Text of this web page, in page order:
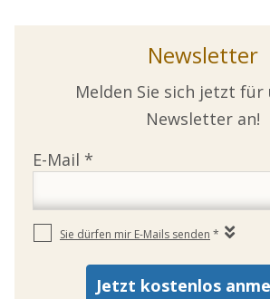
Newsletter
Melden Sie sich jetzt für
Newsletter an!